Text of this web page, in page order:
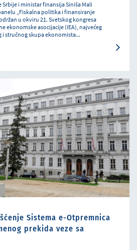
i ministar finansija Siniša Mali
„Fiskalna politika i finansiranje
u okviru 21. Svetskog kongresa
ekonomske asocijacije (IEA), najvećeg
stručnog skupa ekonomista...
Sistema e-Otpremnica
prekida veze sa